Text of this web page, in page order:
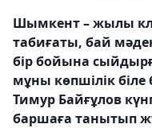
Шымкент – жылы
табиғаты, бай
бір бойына
мұны көпшілік
Тимур Байғұлов
баршаға танытып